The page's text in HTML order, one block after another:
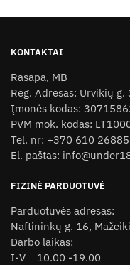
options
may
be
chosen
on
the
product
KONTAKTAI
Rasapa, MB
Reg. Adresas: Urvikių
Įmonės kodas:
PVM mok. kodas:
Tel. nr: +370 610 26885
El. paštas:
FIZINĖ PARDUOTUVĖ
Parduotuvės adresas:
Naftininkų g. 16,
Darbo laikas:
I-V 10.00 -19.00